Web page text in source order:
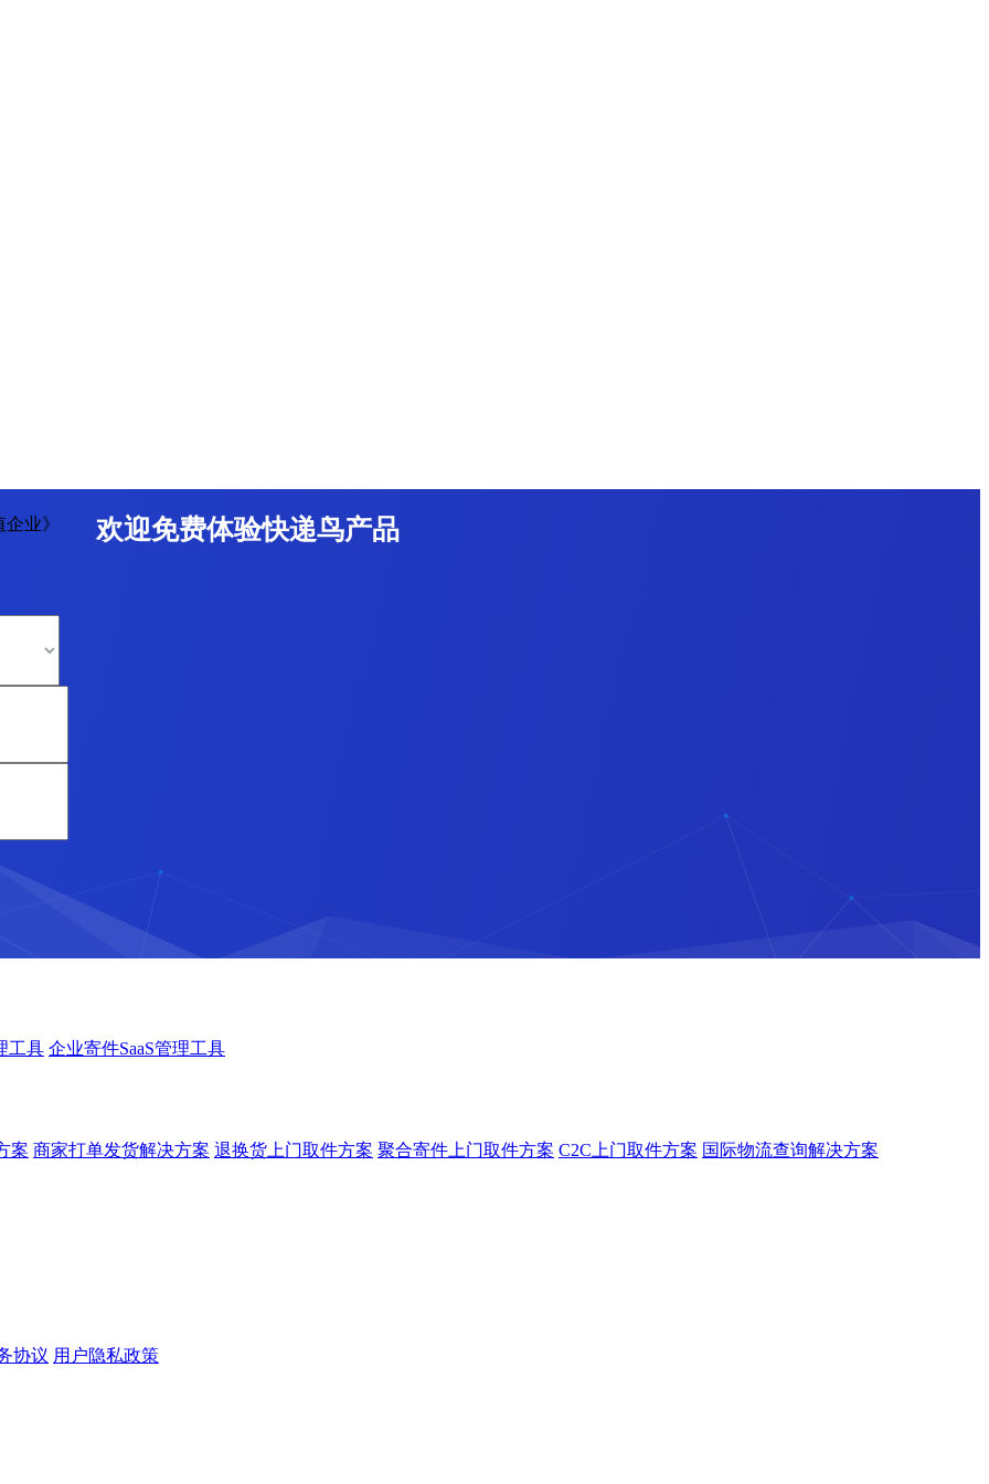
业》 欢迎免费体验快递鸟产品
工具 企业寄件SaaS管理工具
案 商家打单发货解决方案 退换货上门取件方案 聚合寄件上门取件方案 C2C上门取件方案 国际物流查询解决方案
协议 用户隐私政策